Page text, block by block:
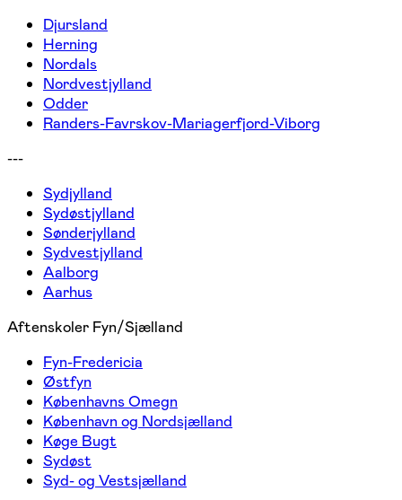
Djursland
Herning
Nordals
Nordvestjylland
Odder
Randers-Favrskov-Mariagerfjord-Viborg
---
Sydjylland
Sydøstjylland
Sønderjylland
Sydvestjylland
Aalborg
Aarhus
Aftenskoler Fyn/Sjælland
Fyn-Fredericia
Østfyn
Københavns Omegn
København og Nordsjælland
Køge Bugt
Sydøst
Syd- og Vestsjælland